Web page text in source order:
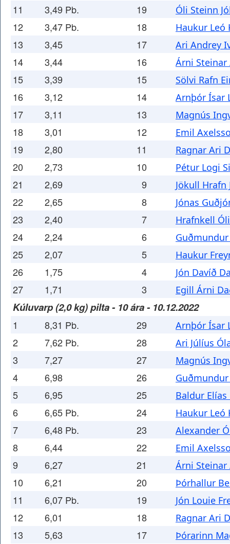
11 3,49 Pb. 19 Óli Steinn
12 3,47 Pb. 18 Haukur Leó
13 3,45 17 Ari Andrey
14 3,44 16 Árni Steinar
15 3,39 15 Sölvi Rafn
16 3,12 14 Arnþór Ísar
17 3,11 13 Magnús
18 3,01 12 Emil
19 2,80 11 Ragnar Ari
20 2,73 10 Pétur Logi
21 2,69 9 Jökull Hrafn
22 2,65 8 Jónas
23 2,40 7 Hrafnkell
24 2,24 6
25 2,07 5 Haukur
26 1,75 4 Jón Davíð
27 1,71 3 Egill Árni
Kúluvarp (2,0 kg) pilta - 10 ára - 10.12.2022
1 8,31 Pb. 29 Arnþór Ísar
2 7,62 Pb. 28 Ari Júlíus
3 7,27 27 Magnús
4 6,98 26
5 6,95 25 Baldur
6 6,65 Pb. 24 Haukur Leó
7 6,48 Pb. 23 Alexander
8 6,44 22 Emil
9 6,27 21 Árni Steinar
10 6,21 20 Þórhallur
11 6,07 Pb. 19 Jón Louie
12 6,01 18 Ragnar Ari
13 5,63 17 Þórarinn